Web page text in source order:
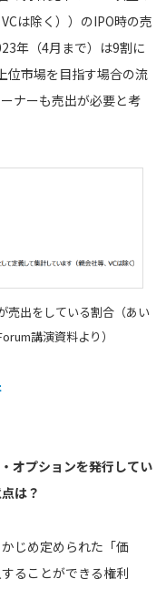
は除く））のIPO時の売
年（4月まで）は9割に
位市場を目指す場合の流
ナーも売出が必要と考
売出をしている割合（あい
講演資料より）
オプションを発行してい
は？
じめ定められた「価
ることができる権利